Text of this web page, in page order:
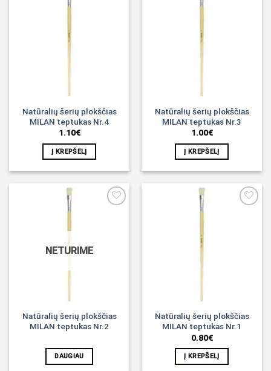
Natūralių šerių plokščias
MILAN teptukas Nr.4
1.10€
Į KREPŠELĮ
Natūralių šerių plokščias
MILAN teptukas Nr.3
1.00€
Į KREPŠELĮ
NETURIME
Natūralių šerių plokščias
MILAN teptukas Nr.2
DAUGIAU
Natūralių šerių plokščias
MILAN teptukas Nr.1
0.80€
Į KREPŠELĮ